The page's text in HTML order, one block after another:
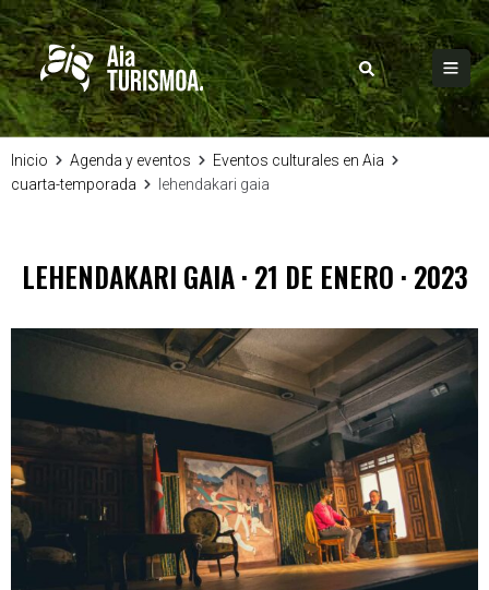
Inicio Agenda y eventos
Eventos culturales en Aia
cuarta-temporada
lehendakari gaia
LEHENDAKARI GAIA · 21 DE ENERO · 2023